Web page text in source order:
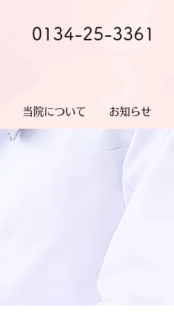
当院について お知らせ
0134-25-3361